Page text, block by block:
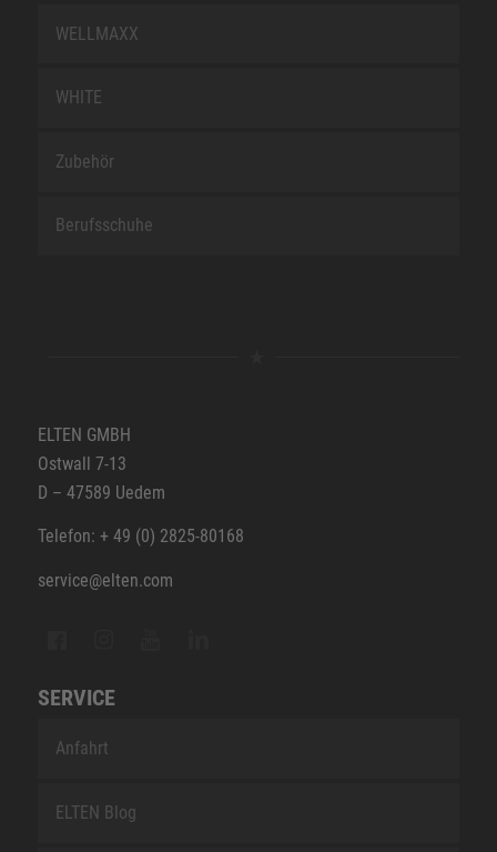
WELLMAXX
WHITE
Zubehör
Berufsschuhe
ELTEN GMBH
Ostwall 7-13
D – 47589 Uedem
Telefon: + 49 (0) 2825-80168
service@elten.com
SERVICE
Anfahrt
ELTEN Blog